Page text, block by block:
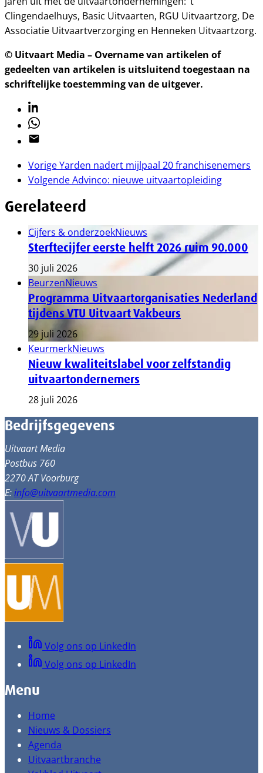
Clingendaelhuys, Basic Uitvaarten, RGU Uitvaartzorg, De
Associatie Uitvaartverzorging en Henneken Uitvaartzorg.
© Uitvaart Media – Overname van artikelen of
gedeelten van artikelen is uitsluitend toegestaan na
schriftelijke toestemming van de uitgever.
Linkedin
Whatsapp
Email
VorigeYarden nadert mijlpaal 20 franchisenemers
VolgendeAdvinco: nieuwe uitvaartopleiding
Gerelateerd
Cijfers & onderzoekNieuws
Sterftecijfer eerste helft 2026 ruim 90.000
30 juli 2026
BeurzenNieuws
Programma Uitvaartorganisaties Nederland
tijdens VTU Uitvaart Vakbeurs
29 juli 2026
KeurmerkNieuws
Nieuw kwaliteitslabel voor zelfstandig
uitvaartondernemers
28 juli 2026
Bedrijfsgegevens
Uitvaart Media
Postbus 760
2270 AT Voorburg
E:info@uitvaartmedia.com
Volg ons op LinkedIn
Volg ons op LinkedIn
Menu
Home
Nieuws & Dossiers
Agenda
Uitvaartbranche